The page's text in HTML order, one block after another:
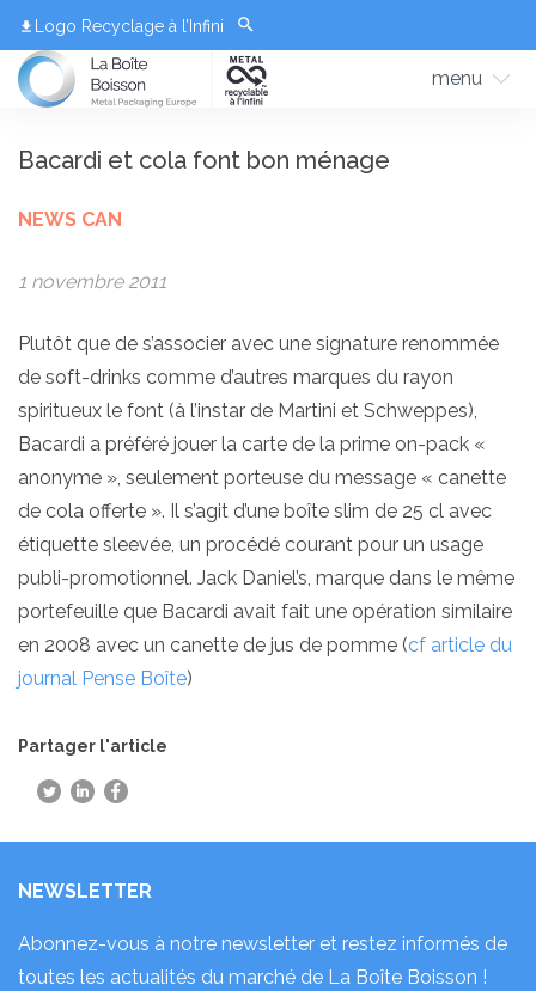
Logo Recyclage à l’Infini
menu
Bacardi et cola font bon ménage
NEWS CAN
1 novembre 2011
Plutôt que de s’associer avec une signature renommée
de soft-drinks comme d’autres marques du rayon
spiritueux le font (à l’instar de Martini et Schweppes),
Bacardi a préféré jouer la carte de la prime on-pack «
anonyme », seulement porteuse du message « canette
de cola offerte ». Il s’agit d’une boîte slim de 25 cl avec
étiquette sleevée, un procédé courant pour un usage
publi-promotionnel. Jack Daniel’s, marque dans le même
portefeuille que Bacardi avait fait une opération similaire
en 2008 avec un canette de jus de pomme (cf article du
journal Pense Boîte)
Partager l'article
NEWSLETTER
Abonnez-vous à notre newsletter et restez informés de
toutes les actualités du marché de La Boîte Boisson !